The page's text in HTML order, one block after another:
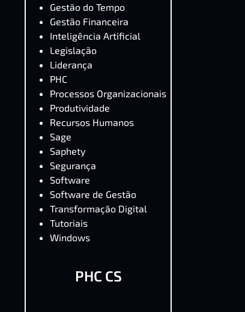
Gestão do Tempo
Gestão Financeira
Inteligência Artificial
Legislação
Liderança
PHC
Processos Organizacionais
Produtividade
Recursos Humanos
Sage
Saphety
Segurança
Software
Software de Gestão
Transformação Digital
Tutoriais
Windows
PHC CS